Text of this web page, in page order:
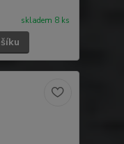
skladem 8 ks